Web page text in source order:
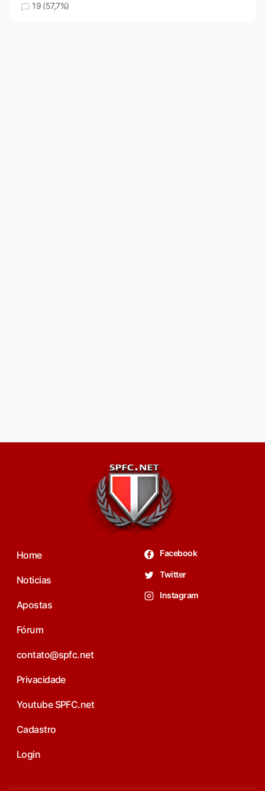
19 (57,7%)
Home
Noticias
Apostas
Fórum
contato@spfc.net
Privacidade
Youtube SPFC.net
Cadastro
Login
Facebook
Twitter
Instagram